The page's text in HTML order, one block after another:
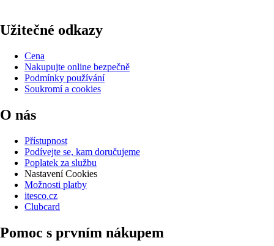
Užitečné odkazy
Cena
Nakupujte online bezpečně
Podmínky používání
Soukromí a cookies
O nás
Přístupnost
Podívejte se, kam doručujeme
Poplatek za službu
Nastavení Cookies
Možnosti platby
itesco.cz
Clubcard
Pomoc s prvním nákupem